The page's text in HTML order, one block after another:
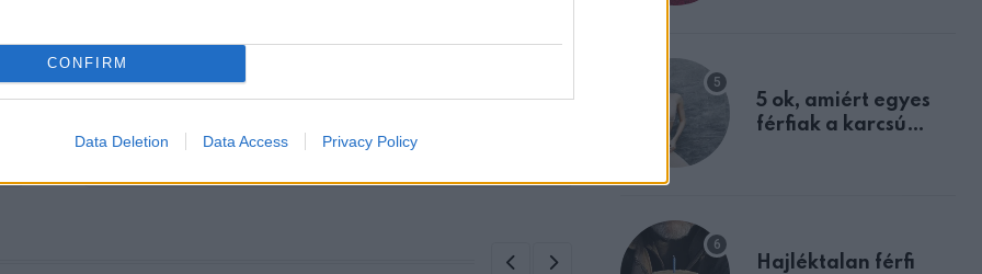
CONFIRM
Data Deletion Data Access Privacy Policy
lányát! Fotókon Karla, Anna és Holli:
5 ok, amiért egyes
férfiak a karcsú
Hajléktalan férfi